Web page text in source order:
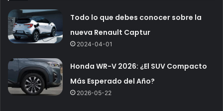
Todo lo que debes conocer sobre la
nueva Renault Captur
2024-04-01
Honda WR-V 2026: ¿El SUV Compacto
Más Esperado del Año?
2026-05-22